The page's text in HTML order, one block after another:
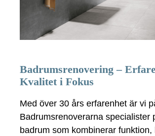
Badrumsrenovering –
Kvalitet i Fokus
Med över 30 års erfarenhet är vi
Badrumsrenoverarna specialister
badrum som kombinerar funktion,